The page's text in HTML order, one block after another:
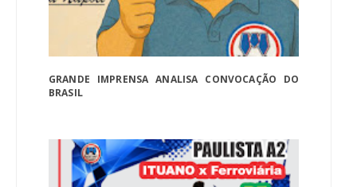
GRANDE IMPRENSA ANALISA CONVOCAÇÃO DO
BRASIL